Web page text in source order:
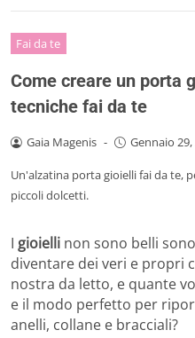
Fai da te
Come creare un porta
tecniche fai da te
Gaia Magenis - Gennaio 29,
Un'alzatina porta gioielli fai da te,
piccoli dolcetti.
I gioielli non sono belli
diventare dei veri e propri
nostra da letto, e quante
e il modo perfetto per
anelli, collane e bracciali?